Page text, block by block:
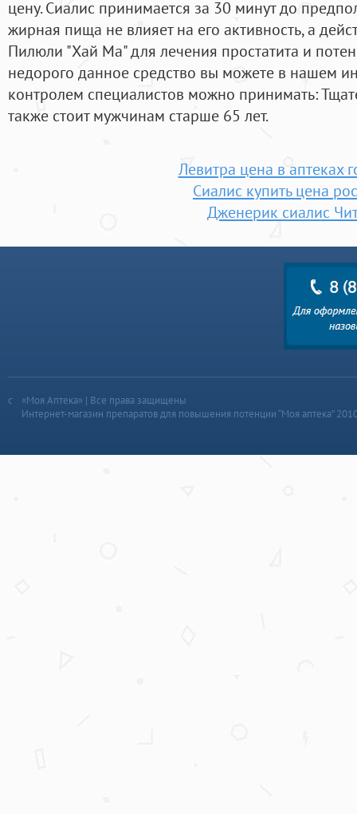
цену. Сиалис принимается за 30 минут до
жирная пища не влияет на его активность, а
Пилюли "Хай Ма" для лечения простатита и
недорого данное средство вы можете в нашем
контролем специалистов можно принимать:
также стоит мужчинам старше 65 лет.
Левитра цена в аптеках
Сиалис купить цена
Дженерик сиалис
«Моя Аптека» | Все права защищены
Интернет-магазин препаратов для повышения потенции “Моя аптека”